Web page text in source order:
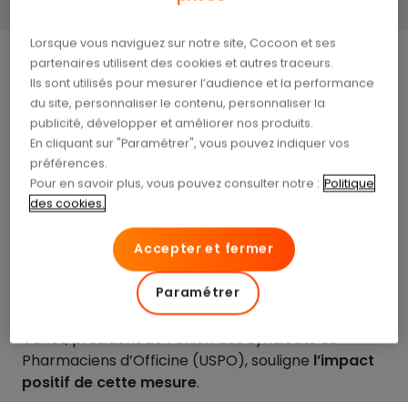
C’est officiel !Désormais, les patients peuvent se
rendre directement en pharmacie pour obtenir
une prescription de vaccin et son administration,
supprimant ainsi la nécessité de multiples
déplacements chez le médecin.rnrnLe nouveau
décret, publié le 9 août dernier, annonce en effet
de nouvelles compétences pour les pharmaciens,
les infirmiers et les sages-femmes en matière de
vaccination. Ce changement est accueilli avec
enthousiasme, car il répond aux attentes tant des
professionnels que des patients. Pierre-Olivier
Variot, président de l’Union des Syndicats de
Pharmaciens d’Officine (USPO), souligne l’impact
positif de cette mesure.
Lorsque vous naviguez sur notre site, Cocoon et ses
partenaires utilisent des cookies et autres traceurs.
Ils sont utilisés pour mesurer l’audience et la performance
du site, personnaliser le contenu, personnaliser la
publicité, développer et améliorer nos produits.
En cliquant sur "Paramétrer", vous pouvez indiquer vos
préférences.
Pour en savoir plus, vous pouvez consulter notre : Politique
des cookies.
Accepter et fermer
Paramétrer